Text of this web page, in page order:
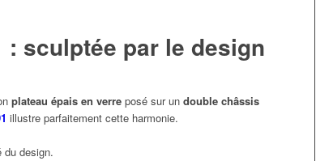
: sculptée par le design
plateau épais en verre posé sur un double châssis
illustre parfaitement cette harmonie.
du design.